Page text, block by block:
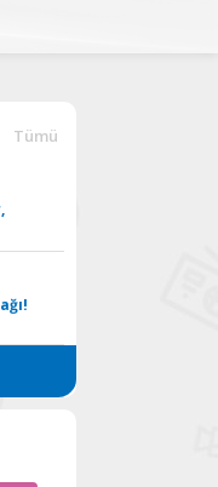
Tümü